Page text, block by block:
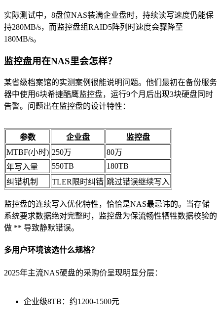
实际测试中，8盘位NAS装满企业盘时，持续读写速度仍能保
持280MB/s，而监控盘组RAID5阵列时速度会骤降至
180MB/s。
监控盘用在NAS里会怎样？
某省级档案馆的实测案例很能说明问题。他们最初在备份服务
器中使用6块希捷酷鹰监控盘，运行9个月后出现3块硬盘同时
告警。问题出在监控盘的设计特性：
参数 企业盘
监控盘
MTBF(小时) 250万
80万
年写入量
550TB
180TB
纠错机制
TLER限时纠错 跳过错误继续写入
监控盘的连续写入优化特性，恰恰是NAS最忌讳的。当存储
系统要求数据绝对完整时，监控盘为保流畅性牺牲数据校验的
做 ** 导致静默错误。
多用户环境该选什么规格？
2025年主流NAS硬盘的采购价呈现明显分层：
企业级8TB：约1200-1500元